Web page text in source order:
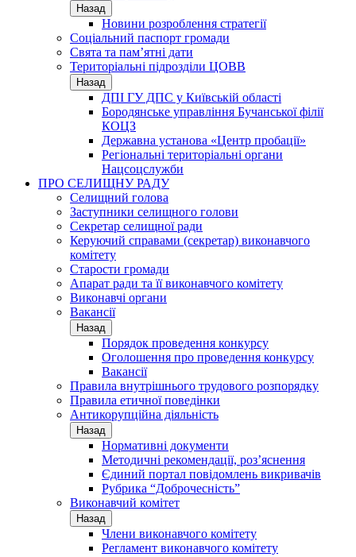
Назад
Новини розроблення стратегії
Соціальний паспорт громади
Свята та пам’ятні дати
Територіальні підрозділи ЦОВВ
Назад
ДПІ ГУ ДПС у Київській області
Бородянське управління Бучанської філії
КОЦЗ
Державна установа «Центр пробації»
Регіональні територіальні органи
Нацсоцслужби
ПРО СЕЛИЩНУ РАДУ
Селищний голова
Заступники селищного голови
Секретар селищної ради
Керуючий справами (секретар) виконавчого
комітету
Старости громади
Апарат ради та її виконавчого комітету
Виконавчі органи
Вакансії
Назад
Порядок проведення конкурсу
Оголошення про проведення конкурсу
Вакансії
Правила внутрішнього трудового розпорядку
Правила етичної поведінки
Антикорупційна діяльність
Назад
Нормативні документи
Методичні рекомендації, роз’яснення
Єдиний портал повідомлень викривачів
Рубрика “Доброчесність”
Виконавчий комітет
Назад
Члени виконавчого комітету
Регламент виконавчого комітету